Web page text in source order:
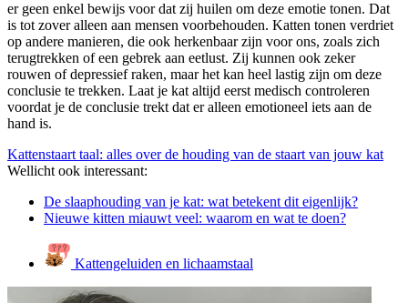
er geen enkel bewijs voor dat zij huilen om deze emotie tonen. Dat
is tot zover alleen aan mensen voorbehouden. Katten tonen verdriet
op andere manieren, die ook herkenbaar zijn voor ons, zoals zich
terugtrekken of een gebrek aan eetlust. Zij kunnen ook zeker
rouwen of depressief raken, maar het kan heel lastig zijn om deze
conclusie te trekken. Laat je kat altijd eerst medisch controleren
voordat je de conclusie trekt dat er alleen emotioneel iets aan de
hand is.
Kattenstaart taal: alles over de houding van de staart van jouw kat
Wellicht ook interessant:
De slaaphouding van je kat: wat betekent dit eigenlijk?
Nieuwe kitten miauwt veel: waarom en wat te doen?
Kattengeluiden en lichaamstaal